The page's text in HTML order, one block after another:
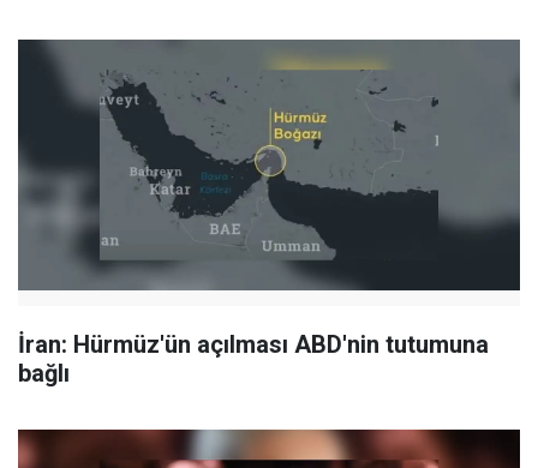
İran: Hürmüz'ün açılması ABD'nin tutumuna
bağlı